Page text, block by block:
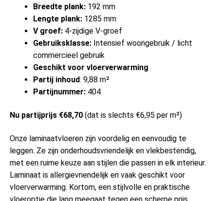
Breedte plank: 192 mm
Lengte plank: 1285 mm
V groef: 4-zijdige V-groef
Gebruiksklasse: Intensief woongebruik / licht
commercieel gebruik
Geschikt voor vloerverwarming
Partij inhoud: 9,88 m²
Partijnummer: 404
Nu partijprijs €68,70 (dat is slechts €6,95 per m²)
Onze laminaatvloeren zijn voordelig en eenvoudig te
leggen. Ze zijn onderhoudsvriendelijk en vlekbestendig,
met een ruime keuze aan stijlen die passen in elk interieur.
Laminaat is allergievriendelijk en vaak geschikt voor
vloerverwarming. Kortom, een stijlvolle en praktische